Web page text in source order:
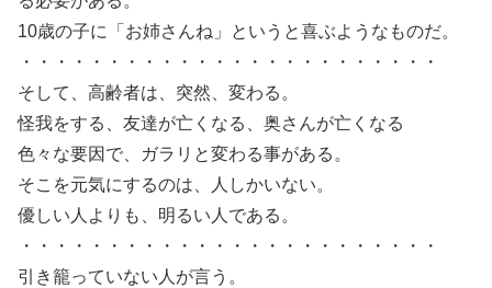
10歳の子に「お姉さんね」というと喜ぶようなものだ。
・・・・・・・・・・・・・・・・・・・・・・・・
そして、高齢者は、突然、変わる。
怪我をする、友達が亡くなる、奥さんが亡くなる
色々な要因で、ガラリと変わる事がある。
そこを元気にするのは、人しかいない。
優しい人よりも、明るい人である。
・・・・・・・・・・・・・・・・・・・・・・・・
引き籠っていない人が言う。